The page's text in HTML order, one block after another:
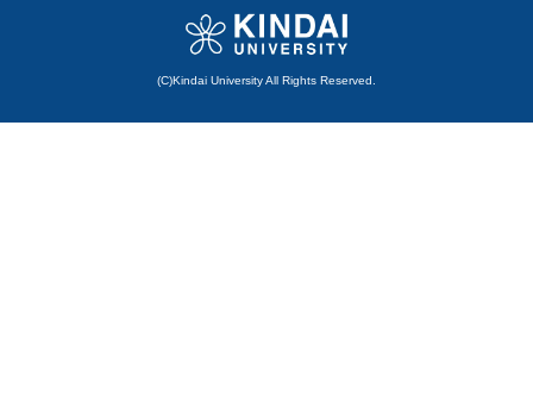
(C)Kindai University All Rights Reserved.